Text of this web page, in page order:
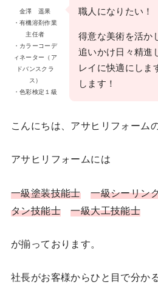
金澤 遥果
・有機溶剤作業
主任者
・カラーコーデ
ィネーター（ア
ドバンスクラ
ス）
・色彩検定１級
職人になりたい！
得意な美術を活か
追いかけ日々精進
レイに快適にしま
します！
こんにちは、アサヒリフォーム
アサヒリフォームには
一級塗装技能士 一級シーリン
タン技能士
一級大工技能士
が揃っております。
社長がお客様からひと目で分か